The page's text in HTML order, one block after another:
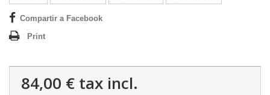
Compartir a Facebook
Print
84,00 € tax incl.